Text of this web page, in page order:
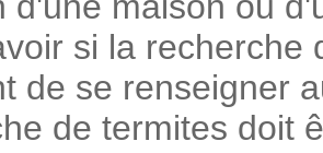
si la recherche
de se renseigner
de termites doit